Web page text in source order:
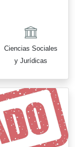
Ciencias Sociales
y Jurídicas